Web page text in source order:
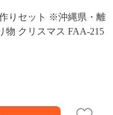
りセット ※沖縄県・離
物 クリスマス FAA-215